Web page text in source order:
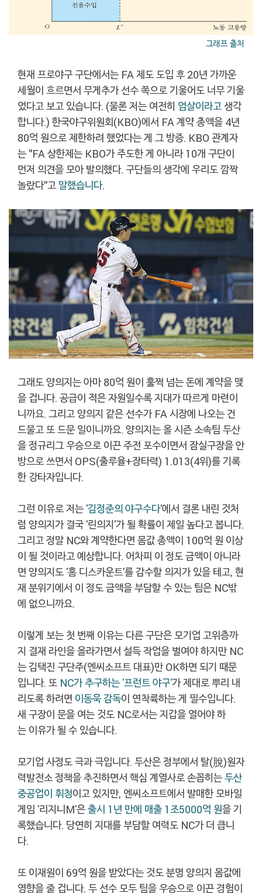
그래프 출처
현재 프로야구 구단에서는 FA 제도 도입 후 20년 가까운
세월이 흐르면서 무게추가 선수 쪽으로 기울어도 너무 기울
었다고 보고 있습니다. (물론 저는 여전히 엄살이라고생각
합니다.) 한국야구위원회(KBO)에서 FA 계약 총액을 4년
80억 원으로 제한하려 했었다는 게 그 방증. KBO 관계자
는 "FA 상한제는 KBO가 주도한 게 아니라 10개 구단이
먼저 의견을 모아 발의했다. 구단들의 생각에 우리도 깜짝
놀랐다"고 말했습니다.
그래도 양의지는 아마 80억 원이 훌쩍 넘는 돈에 계약을 맺
을 겁니다. 공급이 적은 자원일수록 지대가 따르게 마련이
니까요. 그리고 양의지 같은 선수가 FA 시장에 나오는 건
드물고 또 드문 일이니까요. 양의지는 올 시즌 소속팀 두산
을 정규리그 우승으로 이끈 주전 포수이면서 잠실구장을 안
방으로 쓰면서 OPS(출루율+장타력) 1.013(4위)를 기록
한 강타자입니다.
그런 이유로 저는 '김정준의 야구수다'에서 결론 내린 것처
럼 양의지가 결국 '린의지'가 될 확률이 제일 높다고 봅니다.
그리고 정말 NC와 계약한다면 몸값 총액이 100억 원 이상
이 될 것이라고 예상합니다. 어차피 이 정도 금액이 아니라
면 양의지도 '홈 디스카운트'를 감수할 의지가 있을 테고, 현
재 분위기에서 이 정도 금액을 부담할 수 있는 팀은 NC밖
에 없으니까요.
이렇게 보는 첫 번째 이유는 다른 구단은 모기업 고위층까
지 결재 라인을 올라가면서 설득 작업을 벌여야 하지만 NC
는 김택진 구단주(엔씨소프트 대표)만 OK하면 되기 때문
입니다. 또 NC가 추구하는 '프런트 야구'가 제대로 뿌리 내
리도록 하려면 이동욱 감독이 연착륙하는 게 필수입니다.
새 구장이 문을 여는 것도 NC로서는 지갑을 열어야 하
는 이유가 될 수 있습니다.
모기업 사정도 극과 극입니다. 두산은 정부에서 탈(脫)원자
력발전소 정책을 추진하면서 핵심 계열사로 손꼽히는두산
중공업이 휘청이고 있지만, 엔씨소프트에서 발매한 모바일
게임 '리지니M'은출시 1년 만에 매출 1조5000억 원을 기
록했습니다. 당연히 지대를 부담할 여력도 NC가 더 큽니
다.
또 이재원이 69억 원을 받았다는 것도 분명 양의지 몸값에
영향을 줄 겁니다. 두 선수 모두 팀을 우승으로 이끈 경험이